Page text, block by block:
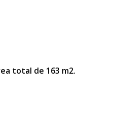
total de 163 m2.